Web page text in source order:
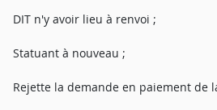
DIT n'y avoir lieu à renvoi ;
Statuant à nouveau ;
Rejette la demande en paiement de